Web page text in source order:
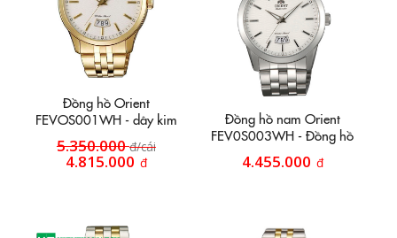
Đồng hồ Orient
FEVOS001WH - dây kim
loại mạ vàng 18k
5.350.000đ/cái
4.815.000 đ
Đồng hồ nam Orient
FEV0S003WH - Đồng hồ
tự động lịch treo mặt trắng
4.455.000 đ